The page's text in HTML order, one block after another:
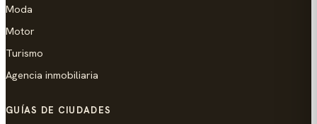
Moda
Motor
Turismo
Agencia inmobiliaria
GUÍAS DE CIUDADES